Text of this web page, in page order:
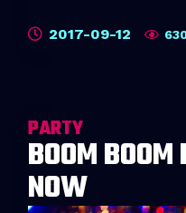
2017-09-12
PARTY
BOOM
NOW